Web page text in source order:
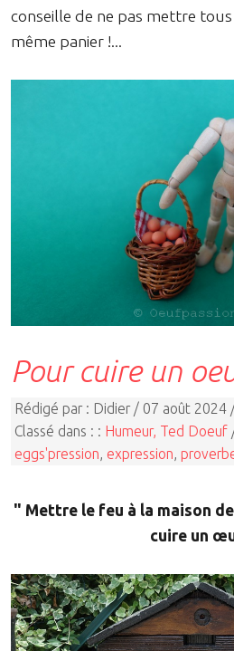
conseille de ne pas mettre
même panier !...
Pour cuire un
Rédigé par : Didier / 07 août 2024
Classé dans : : Humeur, Ted Doeuf
eggs'pression, expression,
" Mettre le feu à la maison
cuire un